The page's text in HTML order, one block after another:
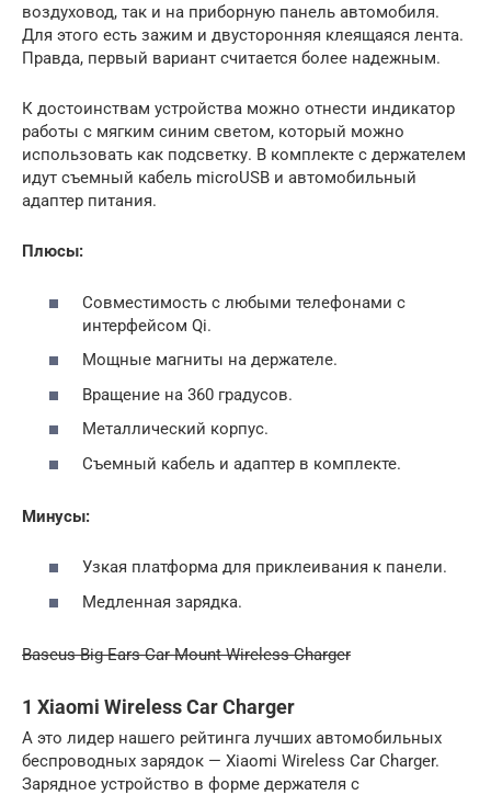
воздуховод, так и на приборную панель автомобиля.
Для этого есть зажим и двусторонняя клеящаяся лента.
Правда, первый вариант считается более надежным.
К достоинствам устройства можно отнести индикатор
работы с мягким синим светом, который можно
использовать как подсветку. В комплекте с держателем
идут съемный кабель microUSB и автомобильный
адаптер питания.
Плюсы:
Совместимость с любыми телефонами с
интерфейсом Qi.
Мощные магниты на держателе.
Вращение на 360 градусов.
Металлический корпус.
Съемный кабель и адаптер в комплекте.
Минусы:
Узкая платформа для приклеивания к панели.
Медленная зарядка.
Baseus Big Ears Car Mount Wireless Charger
1 Xiaomi Wireless Car Charger
А это лидер нашего рейтинга лучших автомобильных
беспроводных зарядок — Xiaomi Wireless Car Charger.
Зарядное устройство в форме держателя с